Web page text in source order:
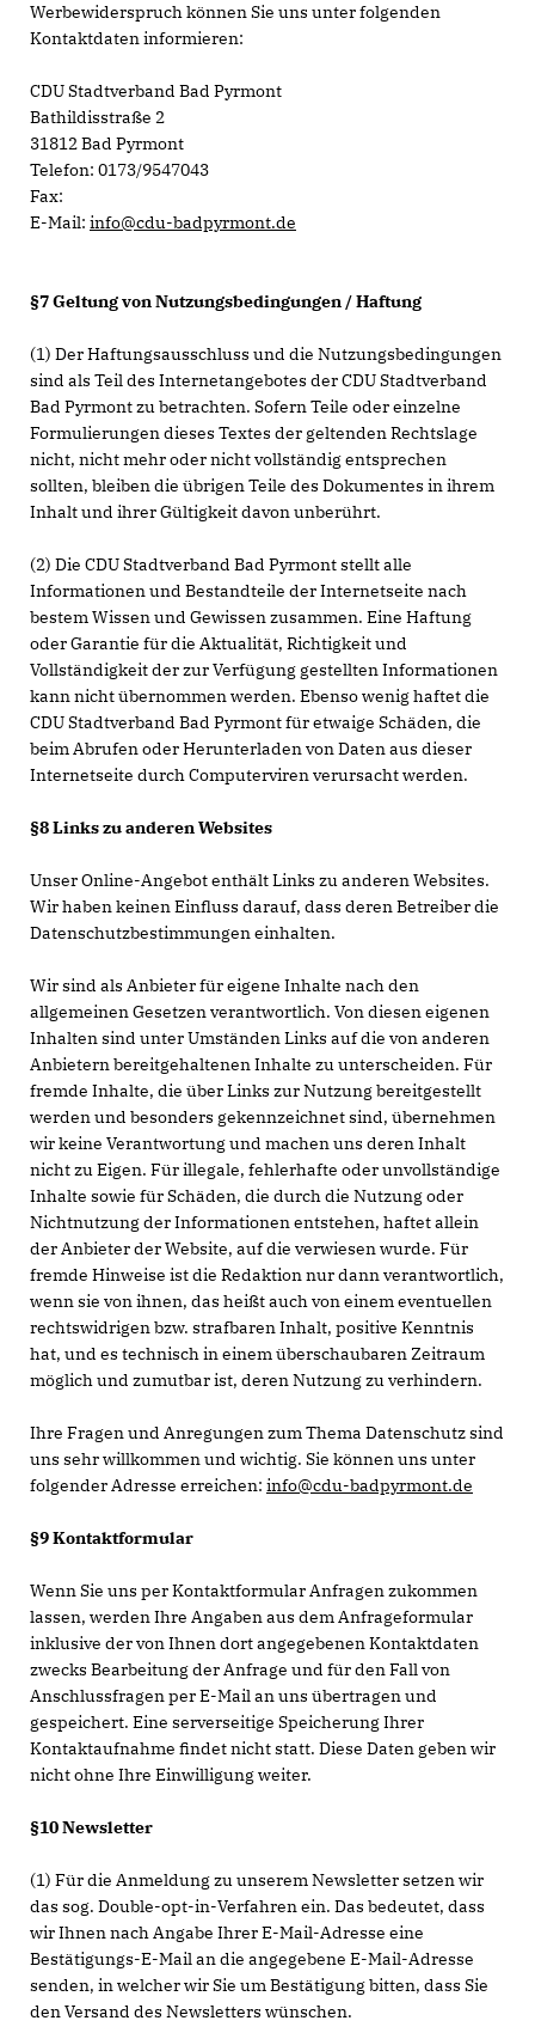
Werbewiderspruch können Sie uns unter folgenden
Kontaktdaten informieren:
CDU Stadtverband Bad Pyrmont
Bathildisstraße 2
31812 Bad Pyrmont
Telefon: 0173/9547043
Fax:
E-Mail: info@cdu-badpyrmont.de
§7 Geltung von Nutzungsbedingungen / Haftung
(1) Der Haftungsausschluss und die Nutzungsbedingungen
sind als Teil des Internetangebotes der CDU Stadtverband
Bad Pyrmont zu betrachten. Sofern Teile oder einzelne
Formulierungen dieses Textes der geltenden Rechtslage
nicht, nicht mehr oder nicht vollständig entsprechen
sollten, bleiben die übrigen Teile des Dokumentes in ihrem
Inhalt und ihrer Gültigkeit davon unberührt.
(2) Die CDU Stadtverband Bad Pyrmont stellt alle
Informationen und Bestandteile der Internetseite nach
bestem Wissen und Gewissen zusammen. Eine Haftung
oder Garantie für die Aktualität, Richtigkeit und
Vollständigkeit der zur Verfügung gestellten Informationen
kann nicht übernommen werden. Ebenso wenig haftet die
CDU Stadtverband Bad Pyrmont für etwaige Schäden, die
beim Abrufen oder Herunterladen von Daten aus dieser
Internetseite durch Computerviren verursacht werden.
§8 Links zu anderen Websites
Unser Online-Angebot enthält Links zu anderen Websites.
Wir haben keinen Einfluss darauf, dass deren Betreiber die
Datenschutzbestimmungen einhalten.
Wir sind als Anbieter für eigene Inhalte nach den
allgemeinen Gesetzen verantwortlich. Von diesen eigenen
Inhalten sind unter Umständen Links auf die von anderen
Anbietern bereitgehaltenen Inhalte zu unterscheiden. Für
fremde Inhalte, die über Links zur Nutzung bereitgestellt
werden und besonders gekennzeichnet sind, übernehmen
wir keine Verantwortung und machen uns deren Inhalt
nicht zu Eigen. Für illegale, fehlerhafte oder unvollständige
Inhalte sowie für Schäden, die durch die Nutzung oder
Nichtnutzung der Informationen entstehen, haftet allein
der Anbieter der Website, auf die verwiesen wurde. Für
fremde Hinweise ist die Redaktion nur dann verantwortlich,
wenn sie von ihnen, das heißt auch von einem eventuellen
rechtswidrigen bzw. strafbaren Inhalt, positive Kenntnis
hat, und es technisch in einem überschaubaren Zeitraum
möglich und zumutbar ist, deren Nutzung zu verhindern.
Ihre Fragen und Anregungen zum Thema Datenschutz sind
uns sehr willkommen und wichtig. Sie können uns unter
folgender Adresse erreichen: info@cdu-badpyrmont.de
§9 Kontaktformular
Wenn Sie uns per Kontaktformular Anfragen zukommen
lassen, werden Ihre Angaben aus dem Anfrageformular
inklusive der von Ihnen dort angegebenen Kontaktdaten
zwecks Bearbeitung der Anfrage und für den Fall von
Anschlussfragen per E-Mail an uns übertragen und
gespeichert. Eine serverseitige Speicherung Ihrer
Kontaktaufnahme findet nicht statt. Diese Daten geben wir
nicht ohne Ihre Einwilligung weiter.
§10 Newsletter
(1) Für die Anmeldung zu unserem Newsletter setzen wir
das sog. Double-opt-in-Verfahren ein. Das bedeutet, dass
wir Ihnen nach Angabe Ihrer E-Mail-Adresse eine
Bestätigungs-E-Mail an die angegebene E-Mail-Adresse
senden, in welcher wir Sie um Bestätigung bitten, dass Sie
den Versand des Newsletters wünschen.